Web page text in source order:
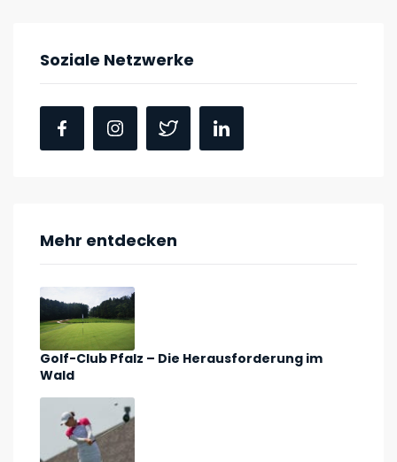
Soziale Netzwerke
Mehr entdecken
Golf-Club Pfalz – Die Herausforderung im
Wald